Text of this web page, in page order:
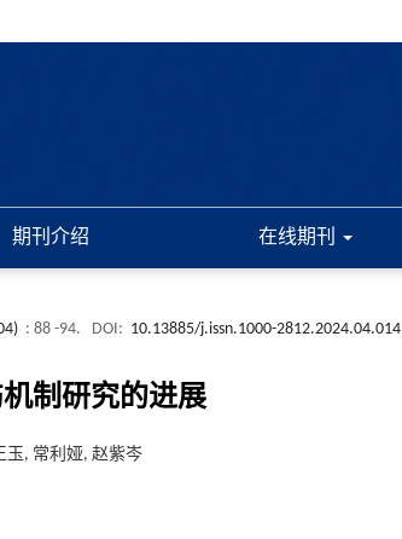
期刊介绍 在线期刊
: 88 -94. DOI: 10.13885/j.issn.1000-2812.2024.04.014
制研究的进展
玉, 常利娅, 赵紫岑